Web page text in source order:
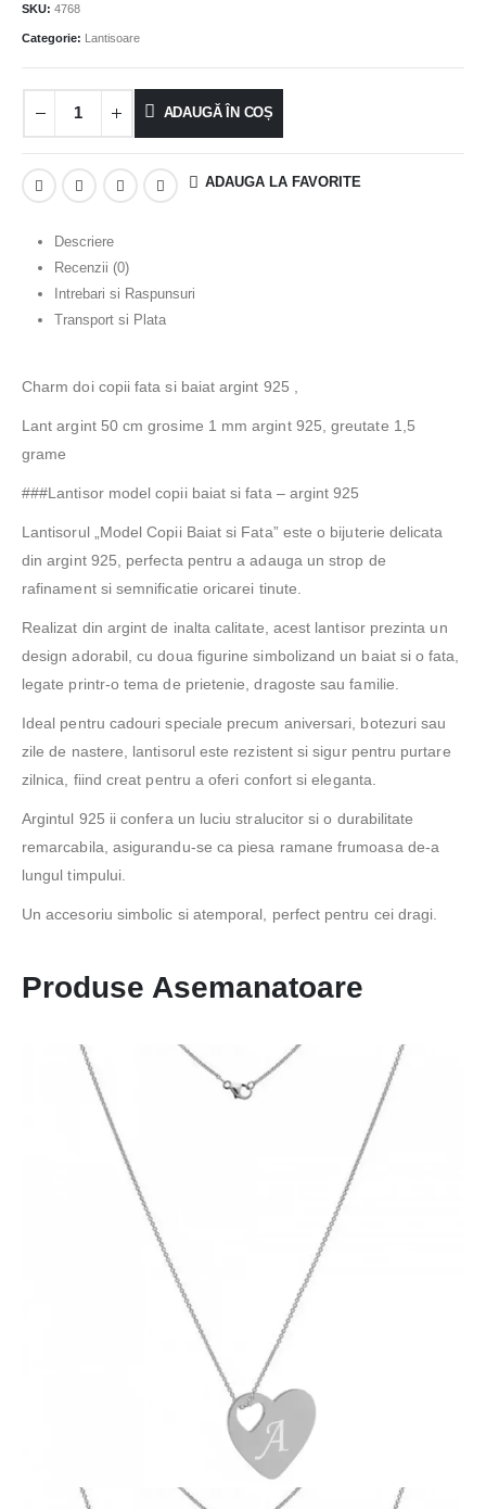
SKU: 4768
Categorie: Lantisoare
ADAUGĂ ÎN COȘ
ADAUGA LA FAVORITE
Descriere
Recenzii (0)
Intrebari si Raspunsuri
Transport si Plata
Charm doi copii fata si baiat argint 925 ,
Lant argint 50 cm grosime 1 mm argint 925, greutate 1,5
grame
###Lantisor model copii baiat si fata – argint 925
Lantisorul „Model Copii Baiat si Fata” este o bijuterie delicata
din argint 925, perfecta pentru a adauga un strop de
rafinament si semnificatie oricarei tinute.
Realizat din argint de inalta calitate, acest lantisor prezinta un
design adorabil, cu doua figurine simbolizand un baiat si o fata,
legate printr-o tema de prietenie, dragoste sau familie.
Ideal pentru cadouri speciale precum aniversari, botezuri sau
zile de nastere, lantisorul este rezistent si sigur pentru purtare
zilnica, fiind creat pentru a oferi confort si eleganta.
Argintul 925 ii confera un luciu stralucitor si o durabilitate
remarcabila, asigurandu-se ca piesa ramane frumoasa de-a
lungul timpului.
Un accesoriu simbolic si atemporal, perfect pentru cei dragi.
Produse Asemanatoare